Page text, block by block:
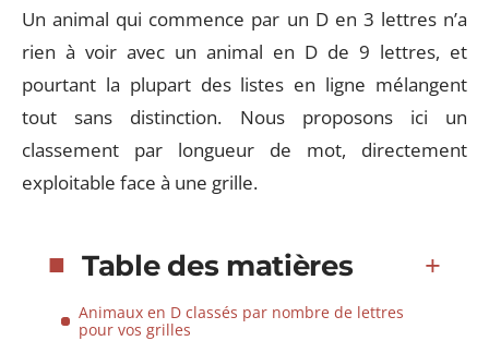
Un animal qui commence par un D en 3 lettres n’a
rien à voir avec un animal en D de 9 lettres, et
pourtant la plupart des listes en ligne mélangent
tout sans distinction. Nous proposons ici un
classement par longueur de mot, directement
exploitable face à une grille.
Table des matières
Animaux en D classés par nombre de lettres
pour vos grilles